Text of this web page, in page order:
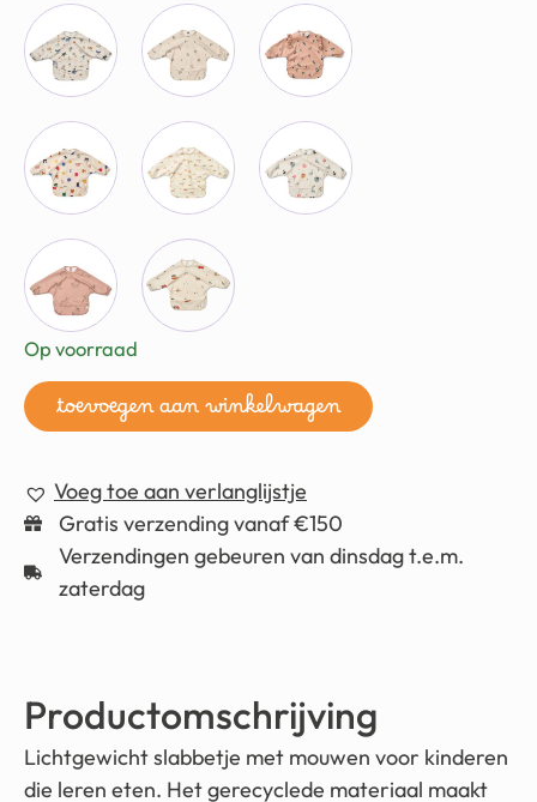
Op voorraad
toevoegen aan winkelwagen
Voeg toe aan verlanglijstje
Gratis verzending vanaf €150
Verzendingen gebeuren van dinsdag t.e.m.
zaterdag
Productomschrijving
Lichtgewicht slabbetje met mouwen voor kinderen
die leren eten. Het gerecyclede materiaal maakt